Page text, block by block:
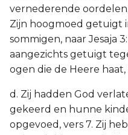
vernederende
Zijn hoogmoed getuigt
sommigen, naar Jesaja
aangezichts getuigt
ogen die de Heere haat,
d. Zij hadden God
gekeerd en hunne
opgevoed, vers 7. Zij